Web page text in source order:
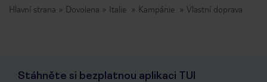
Hlavní strana Dovolena Italie Kampánie Vlastní doprava
Stáhněte si bezplatnou aplikaci TUI